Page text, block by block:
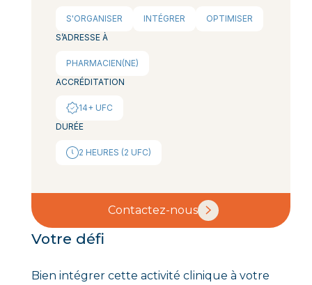
S'ORGANISER INTÉGRER
OPTIMISER
S’ADRESSE À
PHARMACIEN(NE)
ACCRÉDITATION
14+ UFC
DURÉE
2 HEURES (2 UFC)
Contactez-nous
Votre défi
Bien intégrer cette activité clinique à votre